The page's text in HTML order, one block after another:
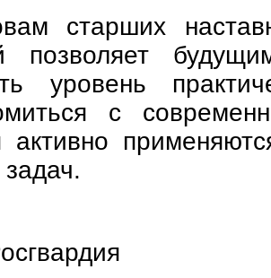
старших
позволяет
уровень
с
активно